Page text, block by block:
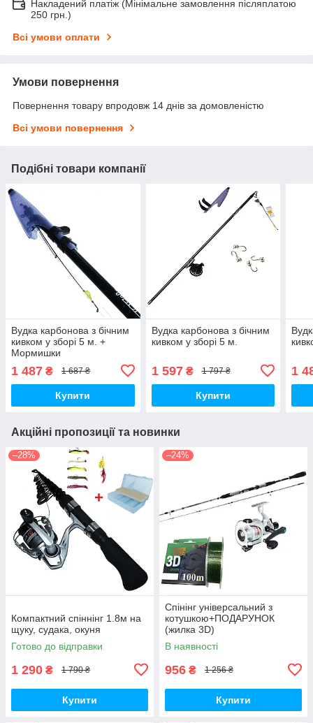
Накладений платіж (Мінімальне замовлення післяплатою
250 грн.)
Всі умови оплати
Умови повернення
Повернення товару впродовж 14 днів за домовленістю
Всі умови повернення
Подібні товари компанії
Вудка карбонова з бічним
кивком у зборі 5 м. +
Мормишки
1 487 ₴ 1 687 ₴
Купити
Вудка карбонова з бічним
кивком у зборі 5 м.
1 597₴ 1 797 ₴
Купити
1
Акційні пропозиції та новинки
–28%
Компактний спіннінг 1.8м на
щуку, судака, окуня
Готово до відправки
1 290 ₴ 1 790 ₴
Купити
–24%
Спінінг універсальний з
котушкою+ПОДАРУНОК
(жилка 3D)
В наявності
956 ₴ 1 256 ₴
Купити